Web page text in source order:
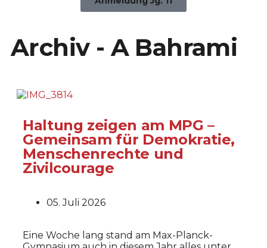
Archiv -A Bahrami
Haltung zeigen am MPG –
Gemeinsam für Demokratie,
Menschenrechte und
Zivilcourage
05. Juli 2026
Eine Woche lang stand am Max-Planck-